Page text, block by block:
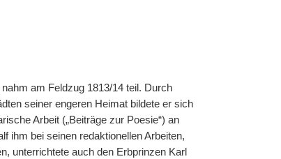
nahm am Feldzug 1813/14 teil. Durch
seiner engeren Heimat bildete er sich
Arbeit („Beiträge zur Poesie“) an
ihm bei seinen redaktionellen Arbeiten,
unterrichtete auch den Erbprinzen Karl